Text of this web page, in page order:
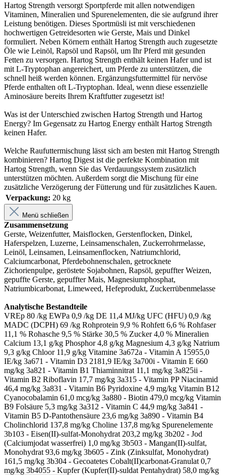
Hartog Strength versorgt Sportpferde mit allen notwendigen
Vitaminen, Mineralien und Spurenelementen, die sie aufgrund ihrer
Leistung benötigen. Dieses Sportmüsli ist mit verschiedenen
hochwertigen Getreidesorten wie Gerste, Mais und Dinkel
formuliert. Neben Körnern enthält Hartog Strength auch zugesetzte
Öle wie Leinöl, Rapsöl und Rapsöl, um Ihr Pferd mit gesunden
Fetten zu versorgen. Hartog Strength enthält keinen Hafer und ist
mit L-Tryptophan angereichert, um Pferde zu unterstützen, die
schnell heiß werden können. Ergänzungsfuttermittel für nervöse
Pferde enthalten oft L-Tryptophan. Ideal, wenn diese essenzielle
Aminosäure bereits Ihrem Kraftfutter zugesetzt ist!
Was ist der Unterschied zwischen Hartog Strength und Hartog
Energy? Im Gegensatz zu Hartog Energy enthält Hartog Strength
keinen Hafer.
Welche Raufuttermischung lässt sich am besten mit Hartog Strength
kombinieren? Hartog Digest ist die perfekte Kombination mit
Hartog Strength, wenn Sie das Verdauungssystem zusätzlich
unterstützen möchten. Außerdem sorgt die Mischung für eine
zusätzliche Verzögerung der Fütterung und für zusätzliches Kauen.
Verpackung: 20 kg
Menü schließen
Zusammensetzung
Gerste, Weizenfutter, Maisflocken, Gerstenflocken, Dinkel,
Haferspelzen, Luzerne, Leinsamenschalen, Zuckerrohrmelasse,
Leinöl, Leinsamen, Leinsamenflocken, Natriumchlorid,
Calciumcarbonat, Pferdebohnenschalen, getrocknete
Zichorienpulpe, geröstete Sojabohnen, Rapsöl, gepuffter Weizen,
gepuffte Gerste, gepuffter Mais, Magnesiumphosphat,
Natriumbicarbonat, Limeweed, Hefeprodukt, Zuckerrübenmelasse
Analytische Bestandteile
VREp 80 /kg EWPa 0,9 /kg DE 11,4 MJ/kg UFC (HFU) 0,9 /kg
MADC (DCPH) 69 /kg Rohprotein 9,9 % Rohfett 6,6 % Rohfaser
11,1 % Rohasche 9,5 % Stärke 30,5 % Zucker 4,0 % Mineralien
Calcium 13,1 g/kg Phosphor 4,8 g/kg Magnesium 4,3 g/kg Natrium
9,3 g/kg Chloor 11,9 g/kg Vitamine 3a672a - Vitamin A 15955,0
IE/kg 3a671 - Vitamin D3 2181,9 IE/kg 3a700i - Vitamin E 660
mg/kg 3a821 - Vitamin B1 Thiaminnitrat 11,1 mg/kg 3a825ii -
Vitamin B2 Riboflavin 17,7 mg/kg 3a315 - Vitamin PP Niacinamid
46,4 mg/kg 3a831 - Vitamin B6 Pyridoxine 4,9 mg/kg Vitamin B12
Cyanocobalamin 61,0 mcg/kg 3a880 - Biotin 479,0 mcg/kg Vitamin
B9 Folsäure 5,3 mg/kg 3a312 - Vitamin C 44,9 mg/kg 3a841 -
Vitamin B5 D-Pantothensäure 23,6 mg/kg 3a890 - Vitamin B4
Cholinchlorid 137,8 mg/kg Choline 137,8 mg/kg Spurenelemente
3b103 - Eisen(II)-sulfat-Monohydrat 203,2 mg/kg 3b202 - Jod
(Calciumjodat wasserfrei) 1,0 mg/kg 3b503 - Mangan(II)-sulfat,
Monohydrat 93,6 mg/kg 3b605 - Zink (Zinksulfat, Monohydrat)
161,5 mg/kg 3b304 - Gecoatetes Cobalt(II)carbonat-Granulat 0,7
mg/kg 3b4055 - Kupfer (Kupfer(II)-suldat Pentahydrat) 58,0 mg/kg